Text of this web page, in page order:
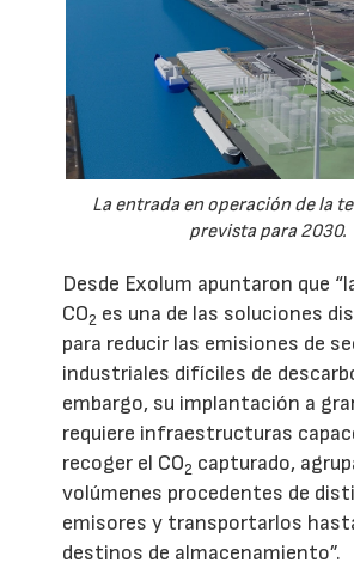
La entrada en operación de la
prevista para 2030.
Desde Exolum apuntaron que
CO2 es una de las soluciones
para reducir las emisiones de
industriales difíciles de
embargo, su implantación a
requiere infraestructuras
recoger el CO2 capturado,
volúmenes procedentes de
emisores y transportarlos
destinos de almacenamiento”.